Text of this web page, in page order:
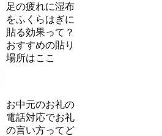
足の疲れに湿布
をふくらはぎに
貼る効果って？
おすすめの貼り
場所はここ
お中元のお礼の
電話対応でお礼
の言い方ってど